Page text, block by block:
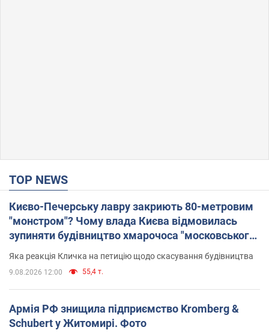
TOP NEWS
Києво-Печерську лавру закриють 80-метровим
"монстром"? Чому влада Києва відмовилась
зупиняти будівництво хмарочоса "московського
вірянина"
Яка реакція Кличка на петицію щодо скасування будівництва
9.08.2026 12:00 55,4 т.
Армія РФ знищила підприємство Kromberg &
Schubert у Житомирі. Фото